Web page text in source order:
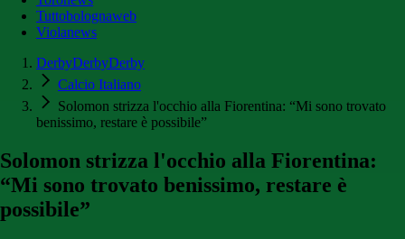
Tuttobolognaweb
Violanews
DerbyDerbyDerby
Calcio Italiano
Solomon strizza l'occhio alla Fiorentina: “Mi sono trovato
benissimo, restare è possibile”
Solomon strizza l'occhio alla Fiorentina:
“Mi sono trovato benissimo, restare è
possibile”